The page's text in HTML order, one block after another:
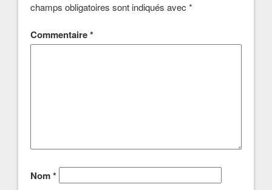
champs obligatoires sont indiqués avec *
Commentaire*
Nom*